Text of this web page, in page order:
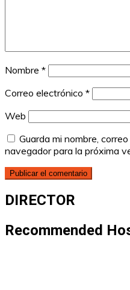
Nombre *
Correo electrónico *
Web
Guarda mi nombre,
navegador para la próxima
DIRECTOR
Recommended